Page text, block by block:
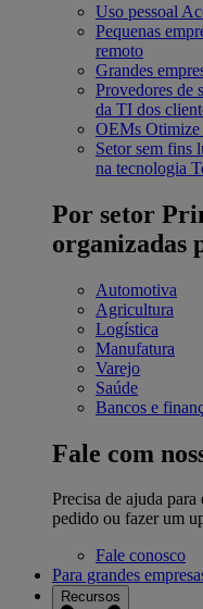
Uso pessoal
Pequenas
remoto
Grandes
Provedores de
da TI dos
OEMs Otimize
Setor sem fins
na tecnologia
Por setor
organizadas
Automotiva
Agricultura
Logística
Manufatura
Varejo
Saúde
Bancos e
Fale com
Precisa de ajuda
pedido ou fazer um
Fale conosco
Para grandes
Recursos